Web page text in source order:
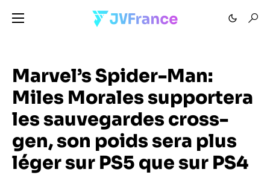
Marvel’s Spider-Man:
Miles Morales supportera
les sauvegardes cross-
gen, son poids sera plus
léger sur PS5 que sur PS4